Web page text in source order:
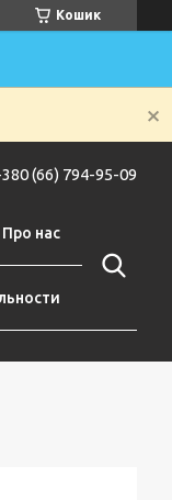
Кошик
(66) 794-95-09
Про нас